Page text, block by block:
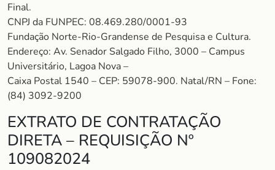
Final.
CNPJ da FUNPEC: 08.469.280/0001-93
Fundação Norte-Rio-Grandense de Pesquisa e Cultura.
Endereço: Av. Senador Salgado Filho, 3000 – Campus
Universitário, Lagoa Nova –
Caixa Postal 1540 – CEP: 59078-900. Natal/RN – Fone:
(84) 3092-9200
EXTRATO DE CONTRATAÇÃO
DIRETA – REQUISIÇÃO Nº
109082024